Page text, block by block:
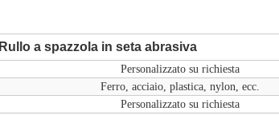
Rullo a spazzola in seta abrasiva
Personalizzato su richiesta
Ferro, acciaio, plastica, nylon, ecc.
Personalizzato su richiesta